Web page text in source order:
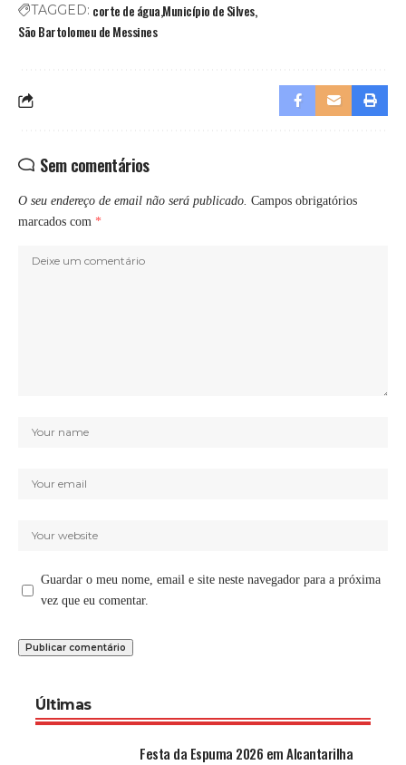
TAGGED: corte de águaMunicípio de Silves
São Bartolomeu de Messines
Sem comentários
O seu endereço de email não será publicado. Campos obrigatórios
marcados com *
Guardar o meu nome, email e site neste navegador para a próxima
vez que eu comentar.
Últimas
Festa da Espuma 2026 em Alcantarilha